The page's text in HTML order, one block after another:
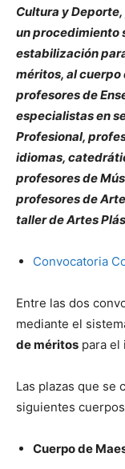
Cultura y
un procedimiento
estabilización
méritos, al cuerpo
profesores de
especialistas en
Profesional,
idiomas,
profesores de
profesores de
taller de Artes
Convocatoria
Entre las dos
mediante el
de méritos para el
Las plazas que se
siguientes
Cuerpo de